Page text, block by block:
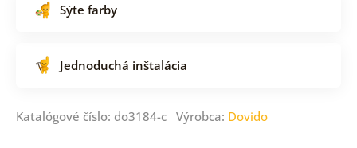
Sýte farby
Jednoduchá inštalácia
Katalógové číslo: do3184-c Výrobca: Dovido